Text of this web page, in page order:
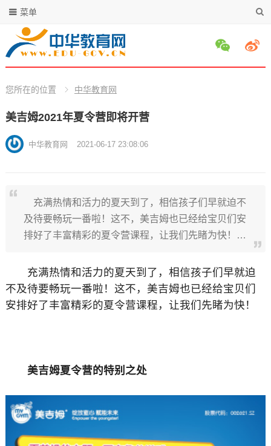
菜单
您所在的位置 中华教育网
美吉姆2021年夏令营即将开营
中华教育网 2021-06-17 23:08:06
充满热情和活力的夏天到了，相信孩子们早就迫不
及待要畅玩一番啦！这不，美吉姆也已经给宝贝们安
排好了丰富精彩的夏令营课程，让我们先睹为快！…
充满热情和活力的夏天到了，相信孩子们早就迫
不及待要畅玩一番啦！这不，美吉姆也已经给宝贝们
安排好了丰富精彩的夏令营课程，让我们先睹为快！
美吉姆夏令营的特别之处